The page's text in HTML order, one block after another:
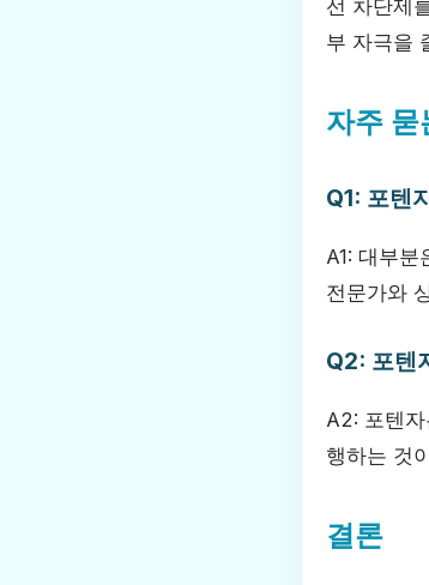
선 차단제
부 자극을
자주 묻
Q1: 포텐
A1: 대부
전문가와
Q2: 포텐
A2: 포텐
행하는 것
결론